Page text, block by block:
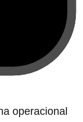
operacional